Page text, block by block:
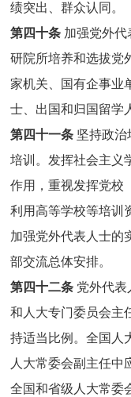
绩突出、群众认同。
第四十条 加强党外
研院所培养和选拔党
家机关、国有企事业
士、出国和归国留学
第四十一条 坚持政治
培训。发挥社会主义
作用，重视发挥党校
利用高等学校等培训
加强党外代表人士的
部交流总体安排。
第四十二条 党外代表
和人大专门委员会主
持适当比例。全国人
人大常委会副主任中
全国和省级人大常委